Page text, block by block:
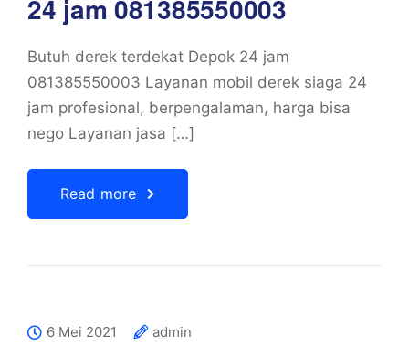
24 jam 081385550003
Butuh derek terdekat Depok 24 jam
081385550003 Layanan mobil derek siaga 24
jam profesional, berpengalaman, harga bisa
nego Layanan jasa […]
Read more
6 Mei 2021
admin